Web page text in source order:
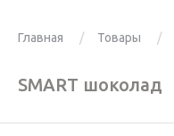
Главная Товары
SMART шоколад